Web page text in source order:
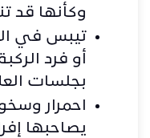
وكأنها قد
تيبس في
أو فرد
بجلسات
احمرار
يصاحبها